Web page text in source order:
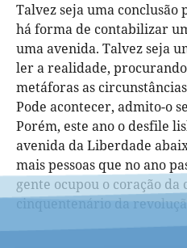
Talvez seja uma
há forma de contabilizar
uma avenida. Talvez seja
ler a realidade,
metáforas as
Pode acontecer, admito-o
Porém, este ano o desfile
avenida da Liberdade
mais pessoas que no ano
gente ocupou o coração
cinquentenário da